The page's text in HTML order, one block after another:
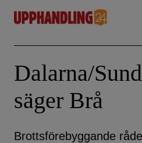
content
Dalarna/
säger Brå
Brottsförebyggande